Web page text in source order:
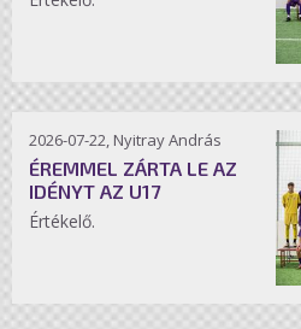
2026-07-22, Nyitray András
ÉREMMEL ZÁRTA LE AZ
IDÉNYT AZ U17
Értékelő.